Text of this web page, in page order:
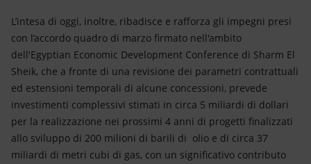
L’intesa di oggi, inoltre, ribadisce e rafforza gli impegni presi
con l’accordo quadro di marzo firmato nell'ambito
dell'Egyptian Economic Development Conference di Sharm El
Sheik, che a fronte di una revisione dei parametri contrattuali
ed estensioni temporali di alcune concessioni, prevede
investimenti complessivi stimati in circa 5 miliardi di dollari
per la realizzazione nei prossimi 4 anni di progetti finalizzati
allo sviluppo di 200 milioni di barili di olio e di circa 37
miliardi di metri cubi di gas, con un significativo contributo